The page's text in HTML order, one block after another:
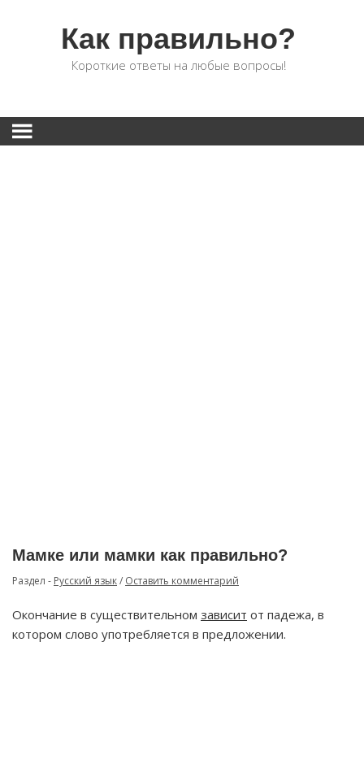
Как правильно?
Короткие ответы на любые вопросы!
Мамке или мамки как правильно?
Раздел - Русский язык/ Оставить комментарий
Окончание в существительном зависит от падежа, в
котором слово употребляется в предложении.